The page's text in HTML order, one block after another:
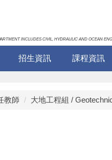
INCLUDES CIVIL, HYDRAULIC AND OCEAN
招生資訊 課程資訊
教師 大地工程組 /